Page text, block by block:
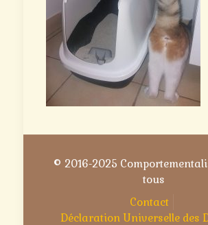
© 2016-2025
tous
Contact
Déclaration Universelle des